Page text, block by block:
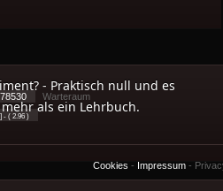
- Praktisch null und es
als ein Lehrbuch.
Warteraum
] - ( 2.96 )
Cookies - Impressum -